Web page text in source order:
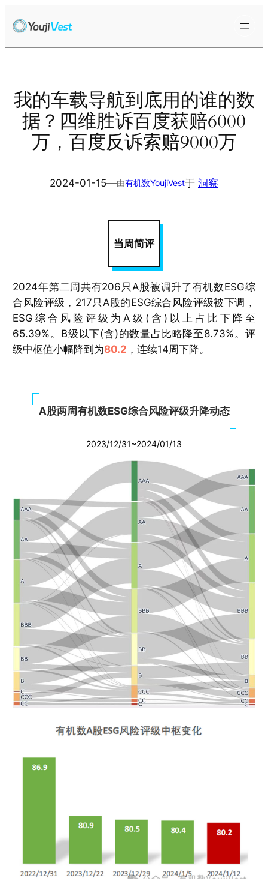
至
我的车载导航到底用的谁的数
据？四维胜诉百度获赔6000
万，百度反诉索赔9000万
2024-01-15—由有机数YoujiVest于 洞察
当周简评
2024年第二周共有206只A股被调升了有机数ESG综
合风险评级，217只A股的ESG综合风险评级被下调，
ESG综合风险评级为A级(含)以上占比下降至
65.39%。B级以下(含)的数量占比略降至8.73%。评
级中枢值小幅降到为80.2 ，连续14周下降。
A股两周有机数ESG综合风险评级升降动态
2023/12/31~2024/01/13